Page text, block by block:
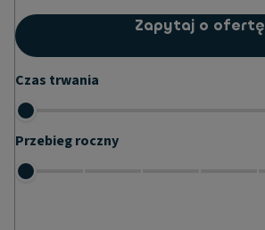
Zapytaj o ofertę
Czas trwania
Przebieg roczny